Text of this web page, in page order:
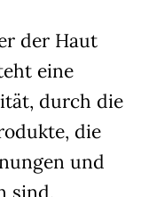
der Haut
eine
durch die
die
und
sind,